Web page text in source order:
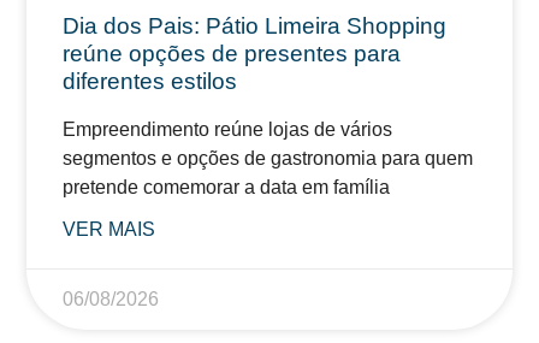
Dia dos Pais: Pátio Limeira Shopping
reúne opções de presentes para
diferentes estilos
Empreendimento reúne lojas de vários
segmentos e opções de gastronomia para quem
pretende comemorar a data em família
VER MAIS
06/08/2026